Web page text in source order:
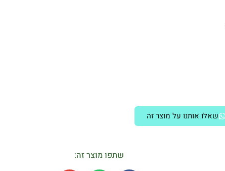
שאלו אותנו על מוצר זה
שתפו מוצר זה: